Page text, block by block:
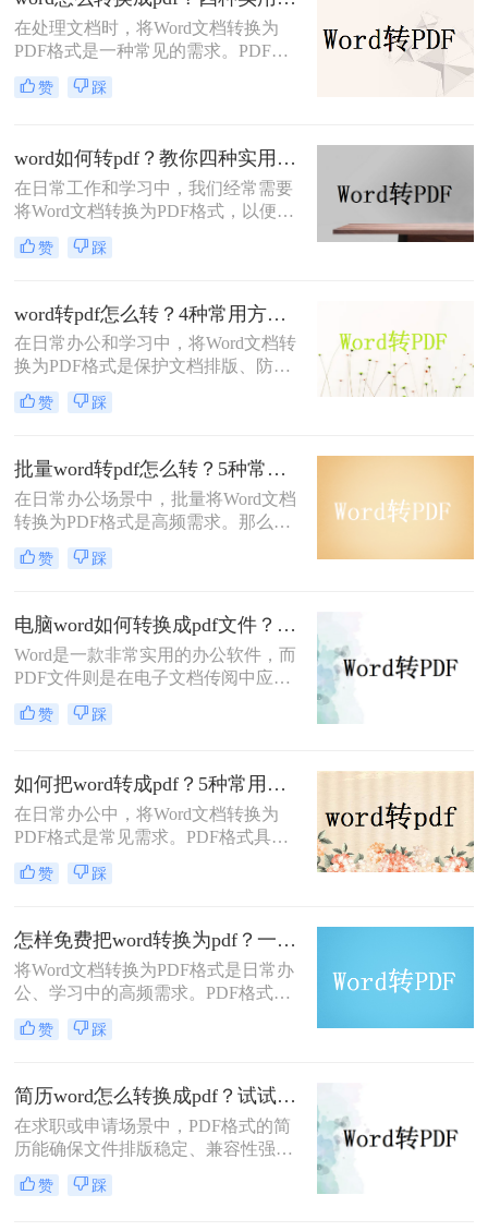
止文档内容被篡改。那么word转换成
pdf怎么操作呢？下面将详细介绍几种
将Word转换成PDF的方法。
在处理文档时，将Word文档转换为
PDF格式是一种常见的需求。PDF格
式具有跨平台、保持原始格式等优
点，使得在不同设备和操作系统上查
种将Word文档转换为PDF的方法，以
满足不同用户的需求。
赞 踩
word如何转pdf？教你四种实用的转PDF方法！
在日常工作和学习中，我们经常需要
将Word文档转换为PDF格式，以便更
好地保存、分享和打印文件。PDF格
式具有跨平台兼容性好、不易被篡改
Word如何转PDF呢？本文将介绍四种
实用的Word转PDF的方法，帮助读者
轻松实现文档格式的转换。
赞 踩
word转pdf怎么转？4种常用方法详解！
在日常办公和学习中，将Word文档转
换为PDF格式是保护文档排版、防止
篡改的重要需求。那么word转pdf怎么
转呢？本文将介绍几种常用方法，帮
赞 踩
批量word转pdf怎么转？5种常用方法详解！
在日常办公场景中，批量将Word文档
转换为PDF格式是高频需求。那么批
量word转pdf怎么转呢？本文从四种主
流转换方案，适合不同场景和用户需
赞 踩
电脑word如何转换成pdf文件？教你4个方法轻松完成转换任务！
Word是一款非常实用的办公软件，而
PDF文件则是在电子文档传阅中应用
广泛的格式，因此很多人常常需要将
Word文件转换成PDF文件。那么电脑
法，帮助你快速将电脑上的Word文件
转换成PDF格式。
赞 踩
如何把word转成pdf？5种常用的转换方法详解！
在日常办公中，将Word文档转换为
PDF格式是常见需求。PDF格式具有
跨平台兼容性强、格式固定、不易被
篡改等优势，尤其适合用于正式文件
呢？本文将介绍5种常用的转换方
法，涵盖从免费工具到专业软件的多
种选择。
赞 踩
怎样免费把word转换为pdf？一文掌握所有常用方法！
将Word文档转换为PDF格式是日常办
公、学习中的高频需求。PDF格式能
确保文件内容在不同设备上显示一
致，且不易被篡改。那么怎样免费把
种免费转换方法，助你高效完成转
换。
赞 踩
简历word怎么转换成pdf？试试这5种常用转换方法！
在求职或申请场景中，PDF格式的简
历能确保文件排版稳定、兼容性强，
避免因不同设备或软件打开导致格式
错乱。那么简历word怎么转换成pdf
赞 踩